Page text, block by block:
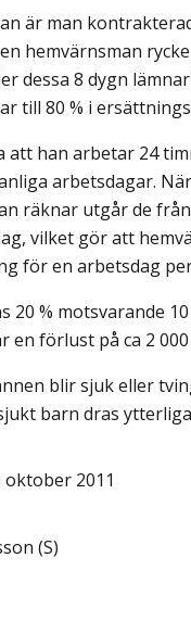
är man
hemvärnsman
dessa 8 dygn
till 80 % i
att han arbetar 24
arbetsdagar. När
räknar utgår de
vilket gör att
för en arbetsdag
20 % motsvarande
en förlust på ca 2
blir sjuk eller
barn dras
2011
(S)